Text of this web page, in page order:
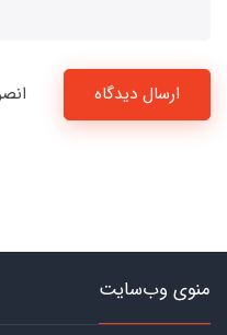
ارسال دیدگاه
منوی وب‌سایت